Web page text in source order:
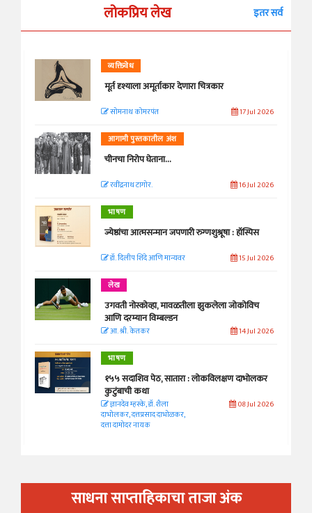
लोकप्रिय लेख इतर सर्व
व्यक्तिवेध
मूर्त दृश्याला अमूर्ताकार देणारा चित्रकार
सोमनाथ कोमरपंत 17 Jul 2026
आगामी पुस्तकातील अंश
चीनचा निरोप घेताना...
रवींद्रनाथ टागोर. 16 Jul 2026
भाषण
ज्येष्ठांचा आत्मसन्मान जपणारी रुग्णशुश्रूषा : हॉस्पिस
डॉ. दिलीप शिंदे आणि मान्यवर 15 Jul 2026
लेख
उगवती नोस्कोव्हा, मावळतीला झुकलेला जोकोविच
आणि दरम्यान विम्बल्डन
आ. श्री. केतकर 14 Jul 2026
भाषण
१५५ सदाशिव पेठ, सातारा : लोकविलक्षण दाभोलकर
कुटुंबाची कथा
ज्ञानदेव म्हस्के, डॉ. शैला
दाभोलकर, दत्तप्रसाद दाभोळकर,
दत्ता दामोदर नायक
08 Jul 2026
साधना साप्ताहिकाचा ताजा अंक